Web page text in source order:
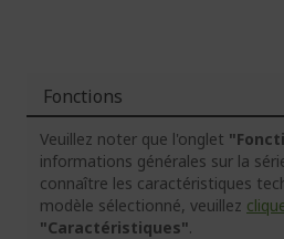
Fonctions
Veuillez noter que l'onglet
informations générales sur la
connaître les caractéristiques
modèle sélectionné, veuillez
"Caractéristiques".